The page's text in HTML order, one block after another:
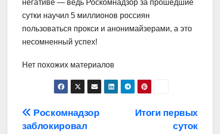
негативе — ведь Роскомнадзор за прошедшие
сутки научил 5 миллионов россиян
пользоваться прокси и анонимайзерами, а это
несомненный успех!
Нет похожих материалов
Навигация
Итоги первых
суток
Роскомнадзор
заблокировал